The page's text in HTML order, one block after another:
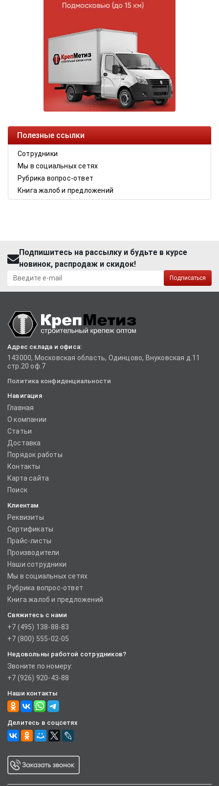
Полезные ссылки
Сотрудники
Мы в социальных сетях
Рубрика вопрос-ответ
Книга жалоб и предложений
Подпишитесь на рассылку и будьте в курсе
новинок, распродаж и скидок!
Подписаться
Адрес склада и офиса:
143000, Московская область, Одинцово, Внуковская д.11
стр.20 оф.7
Политика конфиденциальности
Навигация
Главная
О компании
Статьи
Доставка
Порядок работы
Контакты
Карта сайта
Поиск
Клиентам
Реквизиты
Сертификаты
Прайс-листы
Производители
Наши сотрудники
Мы в социальных сетях
Рубрика вопрос-ответ
Книга жалоб и предложений
Свяжитесь с нами
+7 (495) 138-88-83
+7 (800) 555-02-05
Недовольны работой сотрудников?
Звоните по номеру:
+7 (926) 920-43-88
Наши контакты
Делитесь в соцсетях